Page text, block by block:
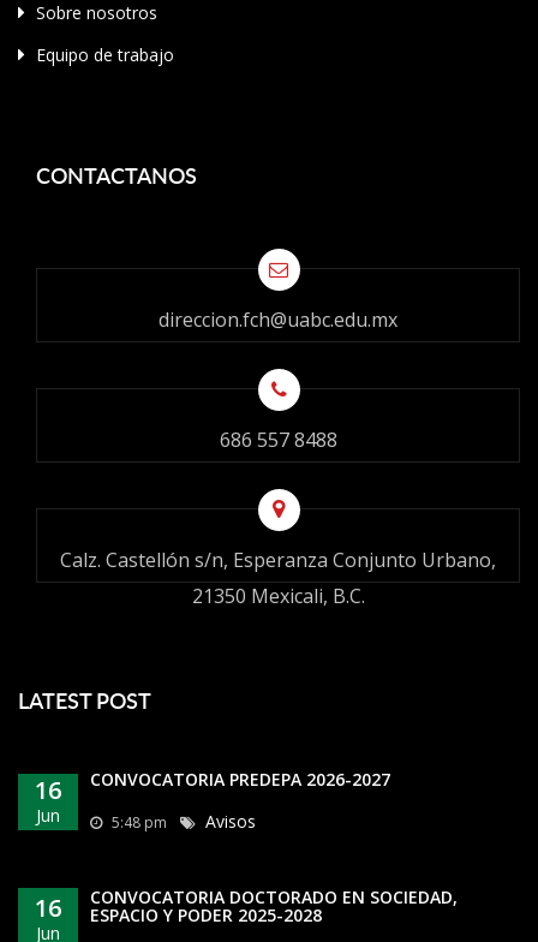
Sobre nosotros
Equipo de trabajo
CONTACTANOS
direccion.fch@uabc.edu.mx
686 557 8488
Calz. Castellón s/n, Esperanza Conjunto Urbano,
21350 Mexicali, B.C.
LATEST POST
16
Jun
CONVOCATORIA PREDEPA 2026-2027
5:48 pm Avisos
16
Jun
CONVOCATORIA DOCTORADO EN SOCIEDAD,
ESPACIO Y PODER 2025-2028